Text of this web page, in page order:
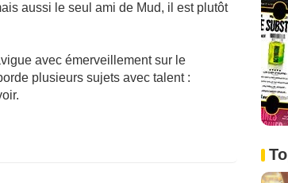
aussi le seul ami de Mud, il est plutôt
avec émerveillement sur le
plusieurs sujets avec talent :